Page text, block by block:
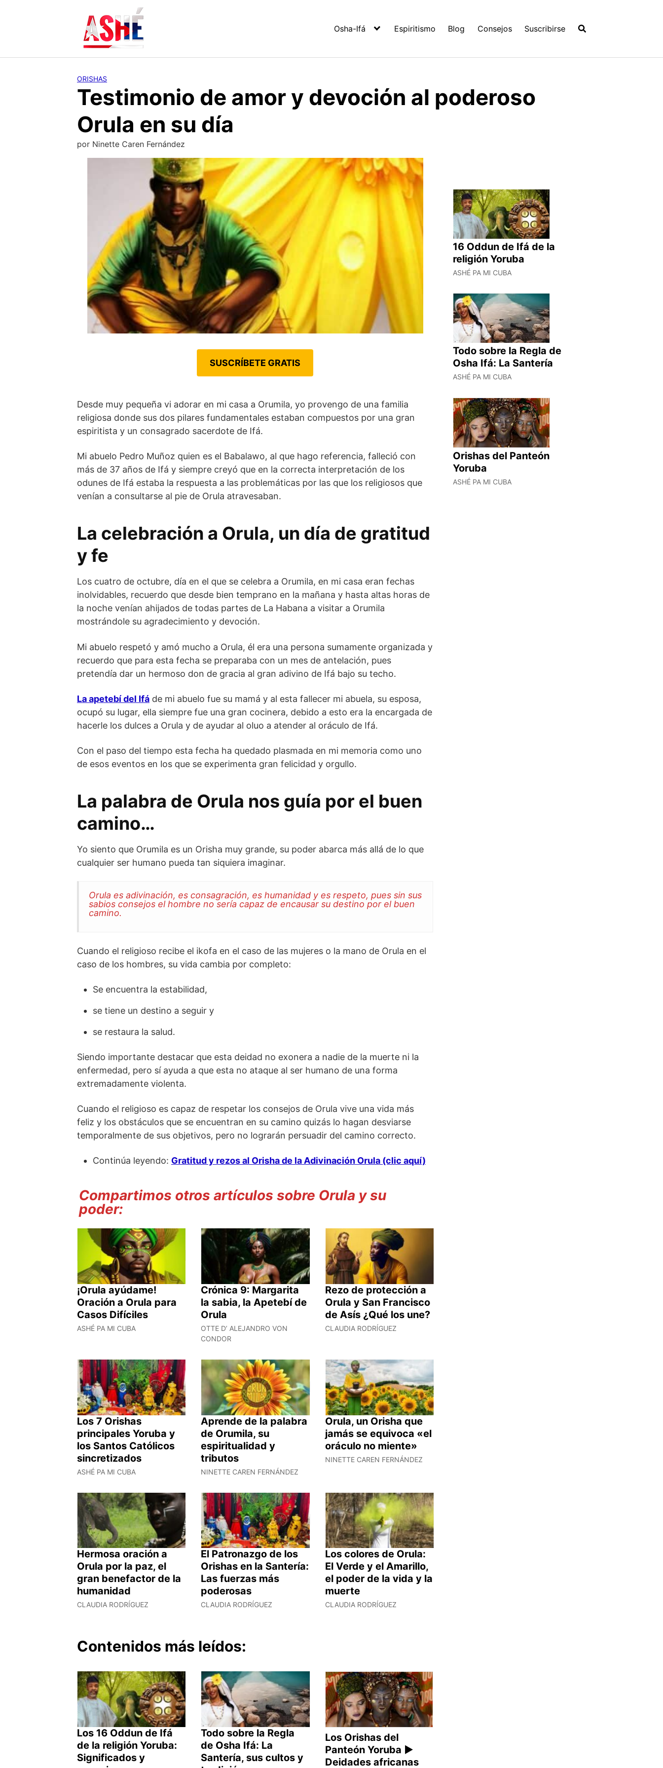
Osha-Ifá Espiritismo Blog Consejos Suscribirse
ORISHAS
Testimonio de amor y devoción al poderoso
Orula en su día
por Ninette Caren Fernández
SUSCRÍBETE GRATIS
Desde muy pequeña vi adorar en mi casa a Orumila, yo provengo de una familia
religiosa donde sus dos pilares fundamentales estaban compuestos por una gran
espiritista y un consagrado sacerdote de Ifá.
Mi abuelo Pedro Muñoz quien es el Babalawo, al que hago referencia, falleció con
más de 37 años de Ifá y siempre creyó que en la correcta interpretación de los
odunes de Ifá estaba la respuesta a las problemáticas por las que los religiosos que
venían a consultarse al pie de Orula atravesaban.
La celebración a Orula, un día de gratitud
y fe
Los cuatro de octubre, día en el que se celebra a Orumila, en mi casa eran fechas
inolvidables, recuerdo que desde bien temprano en la mañana y hasta altas horas de
la noche venían ahijados de todas partes de La Habana a visitar a Orumila
mostrándole su agradecimiento y devoción.
Mi abuelo respetó y amó mucho a Orula, él era una persona sumamente organizada y
recuerdo que para esta fecha se preparaba con un mes de antelación, pues
pretendía dar un hermoso don de gracia al gran adivino de Ifá bajo su techo.
La apetebí del Ifá de mi abuelo fue su mamá y al esta fallecer mi abuela, su esposa,
ocupó su lugar, ella siempre fue una gran cocinera, debido a esto era la encargada de
hacerle los dulces a Orula y de ayudar al oluo a atender al oráculo de Ifá.
Con el paso del tiempo esta fecha ha quedado plasmada en mi memoria como uno
de esos eventos en los que se experimenta gran felicidad y orgullo.
La palabra de Orula nos guía por el buen
camino…
Yo siento que Orumila es un Orisha muy grande, su poder abarca más allá de lo que
cualquier ser humano pueda tan siquiera imaginar.
Orula es adivinación, es consagración, es humanidad y es respeto, pues sin sus
sabios consejos el hombre no sería capaz de encausar su destino por el buen
camino.
Cuando el religioso recibe el ikofa en el caso de las mujeres o la mano de Orula en el
caso de los hombres, su vida cambia por completo:
Se encuentra la estabilidad,
se tiene un destino a seguir y
se restaura la salud.
Siendo importante destacar que esta deidad no exonera a nadie de la muerte ni la
enfermedad, pero sí ayuda a que esta no ataque al ser humano de una forma
extremadamente violenta.
Cuando el religioso es capaz de respetar los consejos de Orula vive una vida más
feliz y los obstáculos que se encuentran en su camino quizás lo hagan desviarse
temporalmente de sus objetivos, pero no lograrán persuadir del camino correcto.
Continúa leyendo: Gratitud y rezos al Orisha de la Adivinación Orula (clic aquí)
Compartimos otros artículos sobre Orula y su
poder:
¡Orula ayúdame!
Oración a Orula para
Casos Difíciles
ASHÉ PA MI CUBA
Crónica 9: Margarita
la sabia, la Apetebí de
Orula
OTTE D’ ALEJANDRO VON
CONDOR
Rezo de protección a
Orula y San Francisco
de Asís ¿Qué los une?
CLAUDIA RODRÍGUEZ
Los 7 Orishas
principales Yoruba y
los Santos Católicos
sincretizados
ASHÉ PA MI CUBA
Aprende de la palabra
de Orumila, su
espiritualidad y
tributos
NINETTE CAREN FERNÁNDEZ
Orula, un Orisha que
jamás se equivoca «el
oráculo no miente»
NINETTE CAREN FERNÁNDEZ
Hermosa oración a
Orula por la paz, el
gran benefactor de la
humanidad
CLAUDIA RODRÍGUEZ
El Patronazgo de los
Orishas en la Santería:
Las fuerzas más
poderosas
CLAUDIA RODRÍGUEZ
Los colores de Orula:
El Verde y el Amarillo,
el poder de la vida y la
muerte
CLAUDIA RODRÍGUEZ
Contenidos más leídos:
Los 16 Oddun de Ifá
de la religión Yoruba:
Significados y
Todo sobre la Regla
de Osha Ifá: La
Santería, sus cultos y
Los Orishas del
Panteón Yoruba ►
Deidades africanas
16 Oddun de Ifá de la
religión Yoruba
ASHÉ PA MI CUBA
Todo sobre la Regla de
Osha Ifá: La Santería
ASHÉ PA MI CUBA
Orishas del Panteón
Yoruba
ASHÉ PA MI CUBA